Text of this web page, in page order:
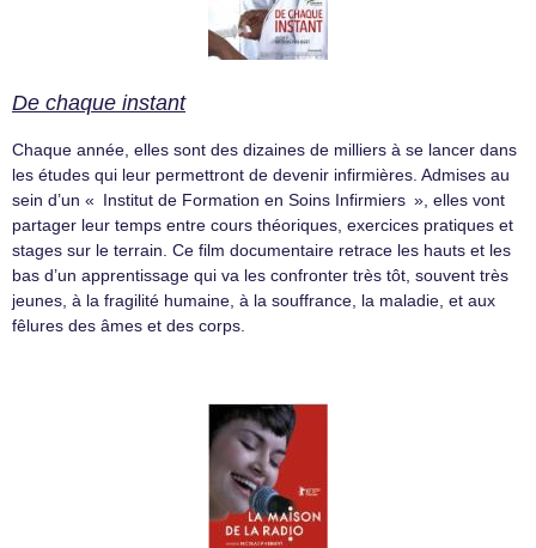
De chaque instant
Chaque année, elles sont des dizaines de milliers à se lancer dans
les études qui leur permettront de devenir infirmières. Admises au
sein d’un « Institut de Formation en Soins Infirmiers », elles vont
partager leur temps entre cours théoriques, exercices pratiques et
stages sur le terrain. Ce film documentaire retrace les hauts et les
bas d’un apprentissage qui va les confronter très tôt, souvent très
jeunes, à la fragilité humaine, à la souffrance, la maladie, et aux
fêlures des âmes et des corps.